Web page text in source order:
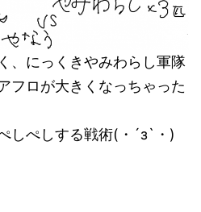
、にっくきやみわらし軍隊
フロが大きくなっちゃった
しぺしする戦術(・´з`・)